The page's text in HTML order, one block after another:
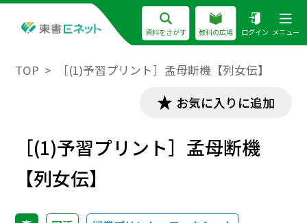
資料をさがす 教科の広場 ログイン メニュー
TOP ［(1)予習プリント］孟母断機【列女伝】
お気に入りに追加
［(1)予習プリント］孟母断機
【列女伝】